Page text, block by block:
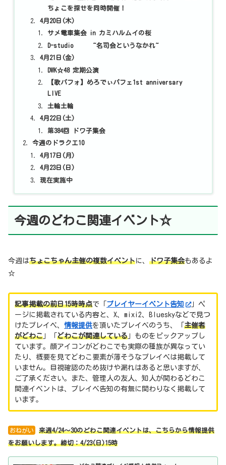
ちょこを探せを同時開催！
4月20日(木)
サメ電車集会 in カミハルムイの桜
D-studio ~名司会というなかれ~
4月21日(金)
DWK☆48 定期公演
【歌パフォ】めろでぃパフェ1st anniversary
LIVE
土輪土輪
4月22日(土)
第384回 ドワ子集会
今週のドラクエ10
4月17日(月)
4月23日(日)
現在実施中
今週のどわこ関連イベント☆
今週はちょこちゃん主催の複数イベントに、 ドワ子集会もあるよ
☆
記事掲載の前日15時時点で「 プレイヤーイベント告知
」ペ
ージに掲載されている内容と、X、mixi2、Blueskyなどで見つ
けたプレイベ、 情報提供を頂いたプレイベのうち、「 主催者
がどわこ 」「 どわこが関連している 」ものをピックアップし
ています。顔アイコンがどわこでも実際の種族が異なってい
たり、概要を見てどわこ要素が薄そうなプレイベは掲載して
いません。目視確認のため抜けや漏れはあると思いますが、
ご了承ください。また、管理人の友人、知人が関わるどわこ
関連イベントは、プレイベ告知の有無に関わりなく掲載して
います。
おねがい
来週4/24～30のどわこ関連イベントは、こちらから情報提供
をお願いします。締切：4/23(日)15時